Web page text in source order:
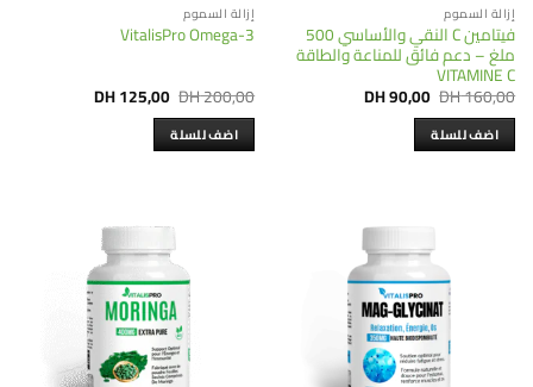
إزالة السموم
فيتامين C النقي والأساسي 500
ملغ – دعم فائق للمناعة والطاقة
VITAMINE C
DH160,00
Original
price
was:
DH 160,00.
DH90,00
Current
price
اضف للسلة
إزالة السموم
VitalisPro Omega-3
DH200,00
Original
price
was:
DH 200,00.
DH125,00
Current
price
اضف للسلة